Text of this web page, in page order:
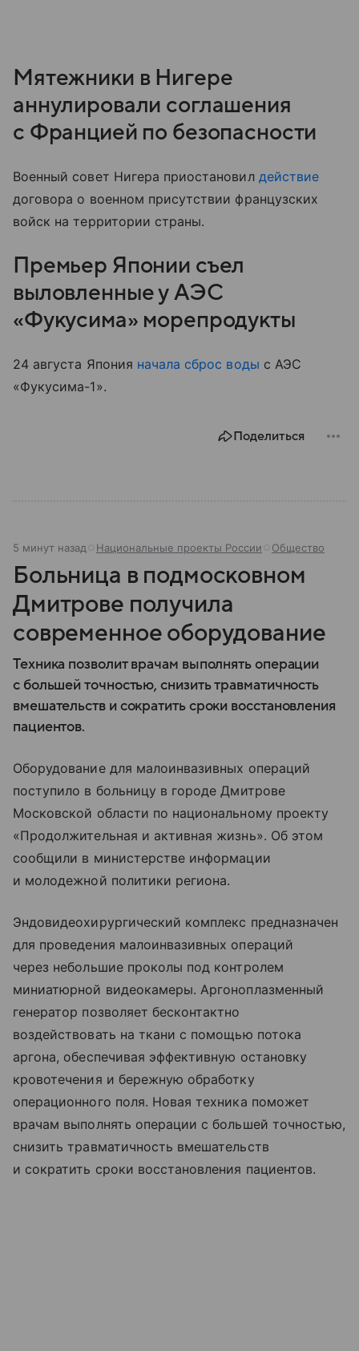
Мятежники в Нигере
аннулировали соглашения
с Францией по безопасности
Военный совет Нигера приостановил действие
договора о военном присутствии французских
войск на территории страны.
Премьер Японии съел
выловленные у АЭС
«Фукусима» морепродукты
24 августа Япония начала сброс воды с АЭС
«Фукусима-1».
Поделиться
5 минут назад Национальные проекты России Общество
Больница в подмосковном
Дмитрове получила
современное оборудование
Техника позволит врачам выполнять операции
с большей точностью, снизить травматичность
вмешательств и сократить сроки восстановления
пациентов.
Оборудование для малоинвазивных операций
поступило в больницу в городе Дмитрове
Московской области по национальному проекту
«Продолжительная и активная жизнь». Об этом
сообщили в министерстве информации
и молодежной политики региона.
Эндовидеохирургический комплекс предназначен
для проведения малоинвазивных операций
через небольшие проколы под контролем
миниатюрной видеокамеры. Аргоноплазменный
генератор позволяет бесконтактно
воздействовать на ткани с помощью потока
аргона, обеспечивая эффективную остановку
кровотечения и бережную обработку
операционного поля. Новая техника поможет
врачам выполнять операции с большей точностью,
снизить травматичность вмешательств
и сократить сроки восстановления пациентов.